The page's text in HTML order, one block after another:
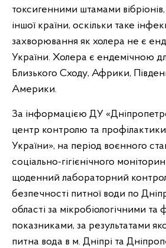
токсигенними штамами
іншої країни, оскільки таке
захворювання як холера не є
України. Холера є ендемічною
Близького Сходу, Африки,
Америки.
За інформацією ДУ
центр контролю та
України», на період воєнного
соціально-гігієнічного
щоденний лабораторний
безпечності питної води по
області за мікробіологічними та
показниками, за результатами
питна вода в м. Дніпрі та